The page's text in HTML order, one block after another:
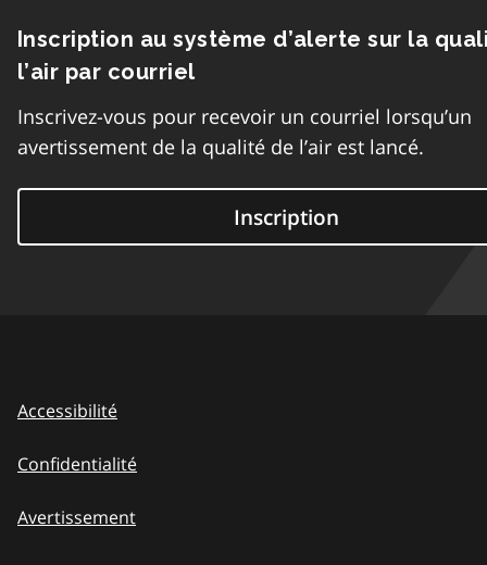
Inscription au système d’alerte sur la
l’air par courriel
Inscrivez-vous pour recevoir un courriel lorsqu’un
avertissement de la qualité de l’air est lancé.
Inscription
Accessibilité
Confidentialité
Avertissement